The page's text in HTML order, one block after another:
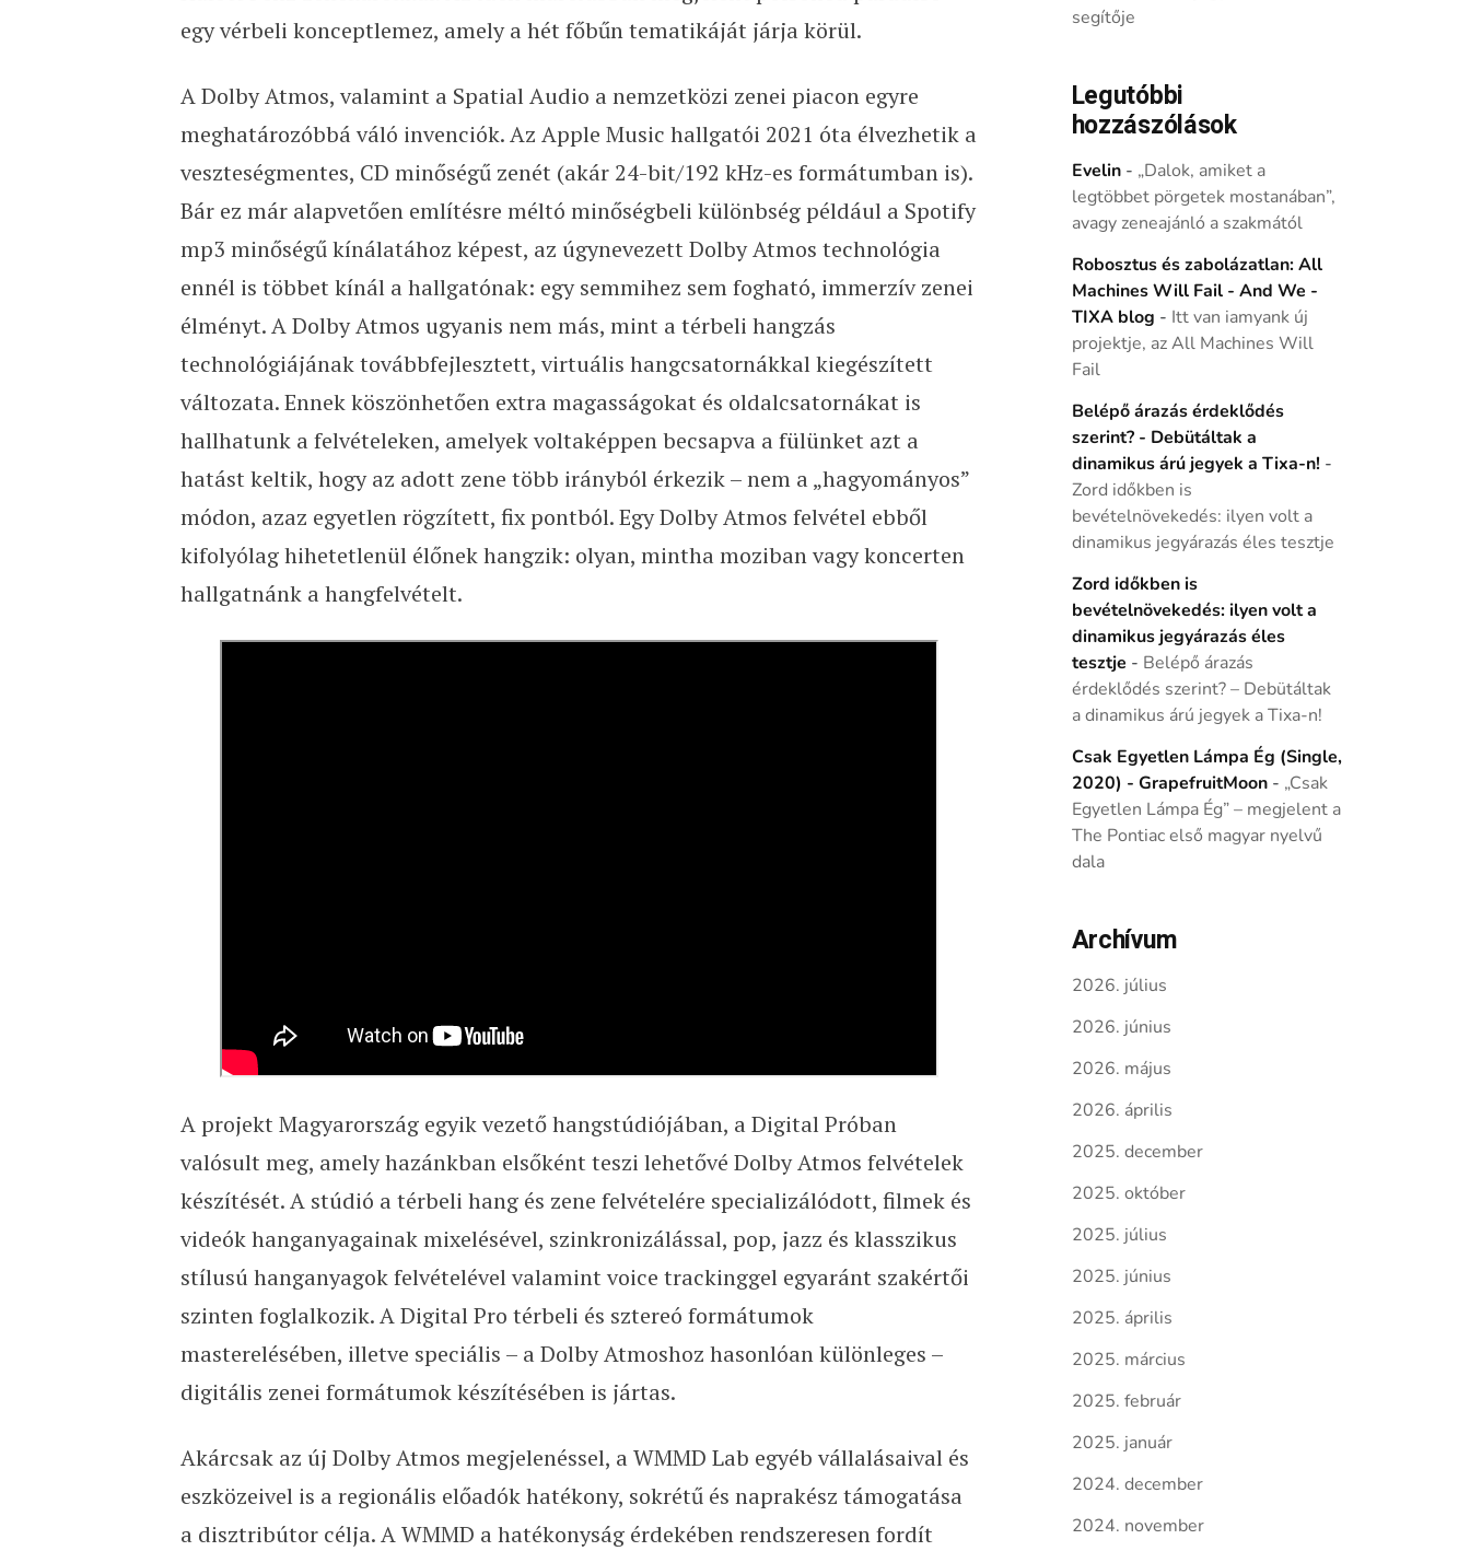
egy vérbeli konceptlemez, amely a hét főbűn tematikáját járja körül.
A Dolby Atmos, valamint a Spatial Audio a nemzetközi zenei piacon egyre
meghatározóbbá váló invenciók. Az Apple Music hallgatói 2021 óta élvezhetik a
veszteségmentes, CD minőségű zenét (akár 24-bit/192 kHz-es formátumban is).
Bár ez már alapvetően említésre méltó minőségbeli különbség például a Spotify
mp3 minőségű kínálatához képest, az úgynevezett Dolby Atmos technológia
ennél is többet kínál a hallgatónak: egy semmihez sem fogható, immerzív zenei
élményt. A Dolby Atmos ugyanis nem más, mint a térbeli hangzás
technológiájának továbbfejlesztett, virtuális hangcsatornákkal kiegészített
változata. Ennek köszönhetően extra magasságokat és oldalcsatornákat is
hallhatunk a felvételeken, amelyek voltaképpen becsapva a fülünket azt a
hatást keltik, hogy az adott zene több irányból érkezik – nem a „hagyományos”
módon, azaz egyetlen rögzített, fix pontból. Egy Dolby Atmos felvétel ebből
kifolyólag hihetetlenül élőnek hangzik: olyan, mintha moziban vagy koncerten
hallgatnánk a hangfelvételt.
A projekt Magyarország egyik vezető hangstúdiójában, a Digital Próban
valósult meg, amely hazánkban elsőként teszi lehetővé Dolby Atmos felvételek
készítését. A stúdió a térbeli hang és zene felvételére specializálódott, filmek és
videók hanganyagainak mixelésével, szinkronizálással, pop, jazz és klasszikus
stílusú hanganyagok felvételével valamint voice trackinggel egyaránt szakértői
szinten foglalkozik. A Digital Pro térbeli és sztereó formátumok
masterelésében, illetve speciális – a Dolby Atmoshoz hasonlóan különleges –
digitális zenei formátumok készítésében is jártas.
Akárcsak az új Dolby Atmos megjelenéssel, a WMMD Lab egyéb vállalásaival és
eszközeivel is a regionális előadók hatékony, sokrétű és naprakész támogatása
a disztribútor célja. A WMMD a hatékonyság érdekében rendszeresen fordít
segítője
Legutóbbi
hozzászólások
Evelin- „Dalok, amiket a
legtöbbet pörgetek mostanában”,
avagy zeneajánló a szakmától
Robosztus és zabolázatlan: All
Machines Will Fail - And We -
TIXA blog - Itt van iamyank új
projektje, az All Machines Will
Fail
Belépő árazás érdeklődés
szerint? - Debütáltak a
dinamikus árú jegyek a Tixa-n! -
Zord időkben is
bevételnövekedés: ilyen volt a
dinamikus jegyárazás éles tesztje
Zord időkben is
bevételnövekedés: ilyen volt a
dinamikus jegyárazás éles
tesztje - Belépő árazás
érdeklődés szerint? – Debütáltak
a dinamikus árú jegyek a Tixa-n!
Csak Egyetlen Lámpa Ég (Single,
2020) - GrapefruitMoon- „Csak
Egyetlen Lámpa Ég” – megjelent a
The Pontiac első magyar nyelvű
dala
Archívum
2026. július
2026. június
2026. május
2026. április
2025. december
2025. október
2025. július
2025. június
2025. április
2025. március
2025. február
2025. január
2024. december
2024. november